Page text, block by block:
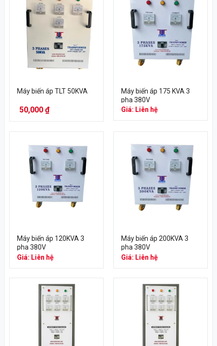
Máy biến áp TLT 50KVA
50,000 ₫
Máy biến áp 175 KVA 3
pha 380V
Giá: Liên hệ
Máy biến áp 120KVA 3
pha 380V
Giá: Liên hệ
Máy biến áp 200KVA 3
pha 380V
Giá: Liên hệ